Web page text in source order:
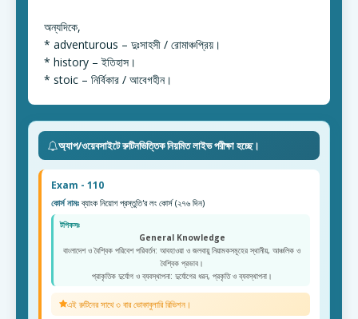
অন্যদিকে,
* adventurous – দুঃসাহসী / রোমাঞ্চপ্রিয়।
* history – ইতিহাস।
* stoic – নির্বিকার / আবেগহীন।
অ্যাপ/ওয়েবসাইটে রুটিনভিত্তিক নিয়মিত লাইভ পরীক্ষা হচ্ছে।
Exam - 110
কোর্স নামঃব্যাংক নিয়োগ প্রস্তুতি'র লং কোর্স (২৭৬ দিন)
টপিকসঃ
General Knowledge
বাংলাদেশ ও বৈশ্বিক পরিবেশ পরিবর্তন: আবহাওয়া ও জলবায়ু নিয়ামকসমূহের স্থানীয়, আঞ্চলিক ও
বৈশ্বিক প্রভাব।
প্রাকৃতিক দুর্যোগ ও ব্যবস্থাপনা: দুর্যোগের ধরন, প্রকৃতি ও ব্যবস্থাপনা।
এই রুটিনের সাথে ৩ বার ভোকাবুলারি রিভিশন।